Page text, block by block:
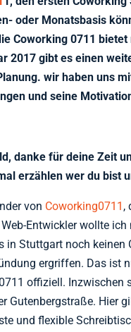
oder Monatsbasis
Coworking 0711
2017 gibt es einen
wir haben uns
und seine
danke für deine Zeit
erzählen wer du bist
von Coworking0711 ,
Entwickler wollte
in Stuttgart noch keinen
ergriffen. Das ist
offiziell. Inzwischen
Gutenbergstraße. Hier
und flexible